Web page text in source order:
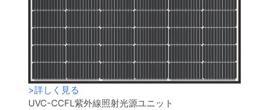
>詳しく見る
UVC-CCFL紫外線照射光源ユニット